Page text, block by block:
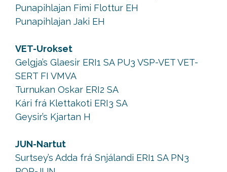
Punapihlajan Fimi Flottur EH
Punapihlajan Jaki EH
VET-Urokset
Gelgja’s Glaesir ERI1 SA PU3 VSP-VET VET-
SERT FI VMVA
Turnukan Oskar ERI2 SA
Kári frá Klettakoti ERI3 SA
Geysir’s Kjartan H
JUN-Nartut
Surtsey’s Adda frá Snjálandi ERI1 SA PN3